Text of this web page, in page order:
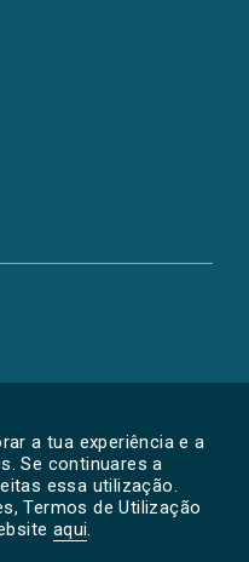
a tua experiência e a
Se continuares a
essa utilização.
Termos de Utilização
aqui.